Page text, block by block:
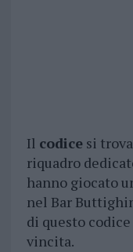
Il codicesi
riquadro
hanno giocato
nel Bar
di questo
vincita.